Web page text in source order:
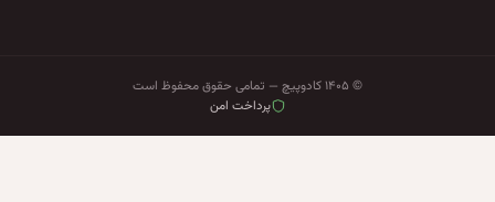
© ۱۴۰۵ کادوپیچ — تمامی حقوق محفوظ است
پرداخت امن